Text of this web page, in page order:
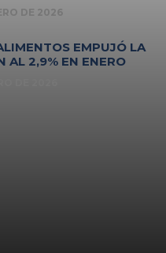
DE 2026
EMPUJÓ LA
AL 2,9% EN ENERO